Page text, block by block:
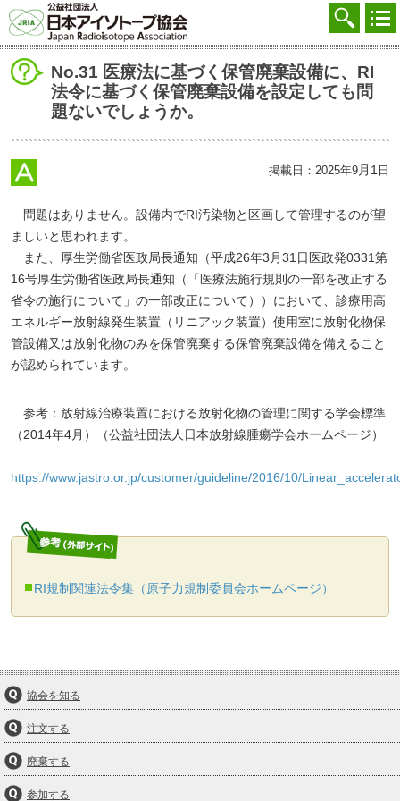
協会を知る
廃棄する
会員マイページ
交通アクセス
採用
No.31 医療法に基づく保管廃棄設備に、RI
法令に基づく保管廃棄設備を設定しても問
題ないでしょうか。
掲載日：2025年9 月1 日
問題はありません。設備内でRI汚染物と区画して管理するのが望
ましいと思われます。
また、厚生労働省医政局長通知（平成26年3月31日医政発0331第
16号厚生労働省医政局長通知（「医療法施行規則の一部を改正する
省令の施行について」の一部改正について））において、診療用高
エネルギー放射線発生装置（リニアック装置）使用室に放射化物保
管設備又は放射化物のみを保管廃棄する保管廃棄設備を備えること
が認められています。
参考：放射線治療装置における放射化物の管理に関する学会標準
（2014年4月）（公益社団法人日本放射線腫瘍学会ホームページ）
https://www.jastro.or.jp/customer/guideline/2016/10/
RI規制関連法令集（原子力規制委員会ホームページ）
協会を知る
注文する
廃棄する
参加する